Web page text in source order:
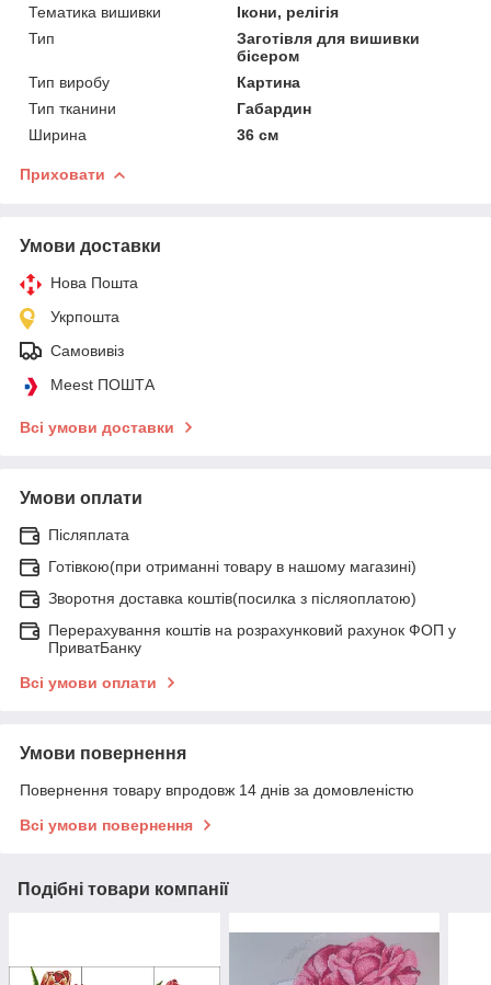
Тематика вишивки
Ікони, релігія
Тип
Заготівля для вишивки
бісером
Тип виробу
Картина
Тип тканини
Габардин
Ширина
36 см
Приховати
Умови доставки
Нова Пошта
Укрпошта
Самовивіз
Meest ПОШТА
Всі умови доставки
Умови оплати
Післяплата
Готівкою(при отриманні товару в нашому магазині)
Зворотня доставка коштів(посилка з післяоплатою)
Перерахування коштів на розрахунковий рахунок ФОП у
ПриватБанку
Всі умови оплати
Умови повернення
Повернення товару впродовж 14 днів за домовленістю
Всі умови повернення
Подібні товари компанії